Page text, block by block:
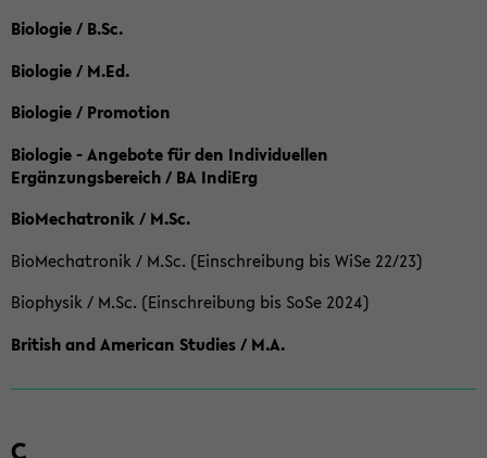
Biologie / B.Sc.
Biologie / M.Ed.
Biologie / Promotion
Biologie - Angebote für den Individuellen
Ergänzungsbereich / BA IndiErg
BioMechatronik / M.Sc.
BioMechatronik / M.Sc. (Einschreibung bis WiSe 22/23)
Biophysik / M.Sc. (Einschreibung bis SoSe 2024)
British and American Studies / M.A.
C